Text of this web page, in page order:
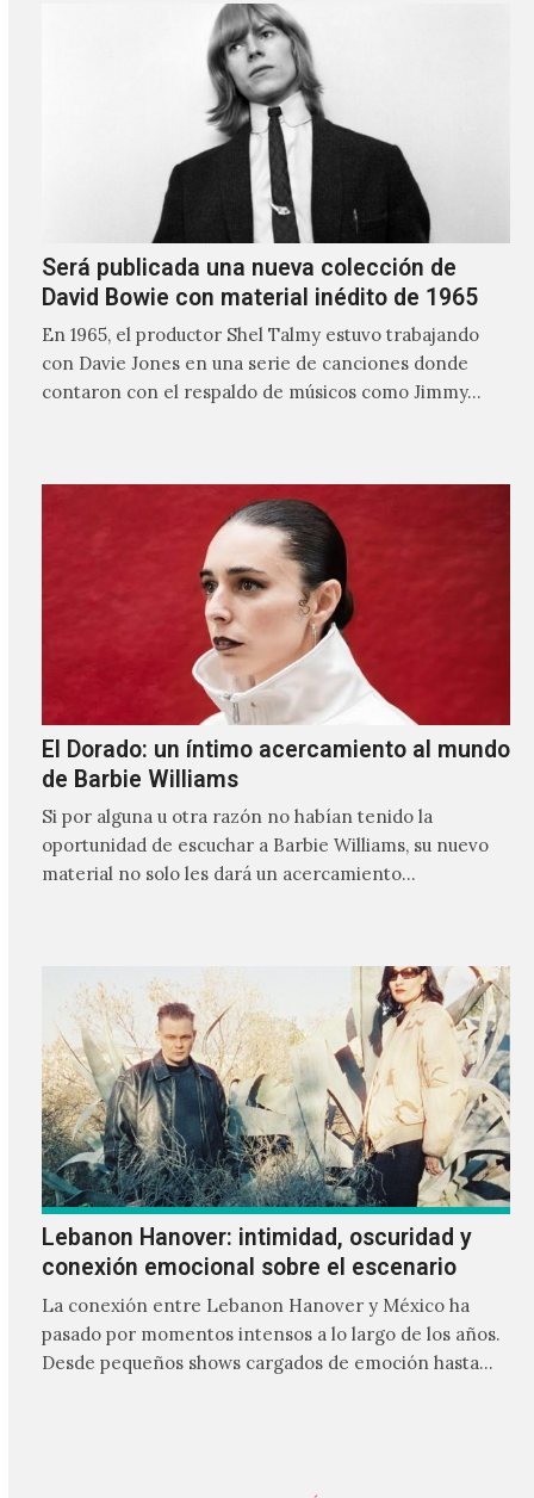
Será publicada una nueva colección de
David Bowie con material inédito de 1965
En 1965, el productor Shel Talmy estuvo trabajando
con Davie Jones en una serie de canciones donde
contaron con el respaldo de músicos como Jimmy…
El Dorado: un íntimo acercamiento al mundo
de Barbie Williams
Si por alguna u otra razón no habían tenido la
oportunidad de escuchar a Barbie Williams, su nuevo
material no solo les dará un acercamiento…
Lebanon Hanover: intimidad, oscuridad y
conexión emocional sobre el escenario
La conexión entre Lebanon Hanover y México ha
pasado por momentos intensos a lo largo de los años.
Desde pequeños shows cargados de emoción hasta